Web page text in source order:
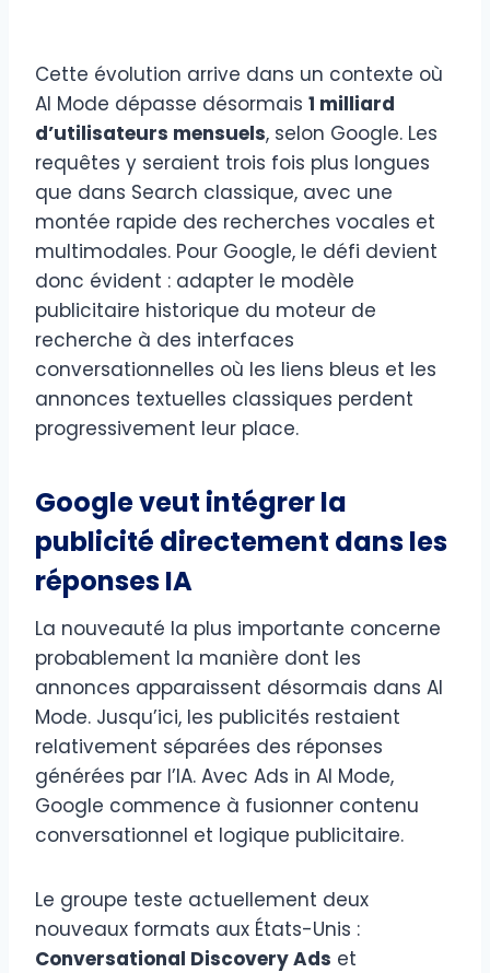
Cette évolution arrive dans un contexte où
AI Mode dépasse désormais 1 milliard
d’utilisateurs mensuels, selon Google. Les
requêtes y seraient trois fois plus longues
que dans Search classique, avec une
montée rapide des recherches vocales et
multimodales. Pour Google, le défi devient
donc évident : adapter le modèle
publicitaire historique du moteur de
recherche à des interfaces
conversationnelles où les liens bleus et les
annonces textuelles classiques perdent
progressivement leur place.
Google veut intégrer la
publicité directement dans les
réponses IA
La nouveauté la plus importante concerne
probablement la manière dont les
annonces apparaissent désormais dans AI
Mode. Jusqu’ici, les publicités restaient
relativement séparées des réponses
générées par l’IA. Avec Ads in AI Mode,
Google commence à fusionner contenu
conversationnel et logique publicitaire.
Le groupe teste actuellement deux
nouveaux formats aux États-Unis :
Conversational Discovery Ads et